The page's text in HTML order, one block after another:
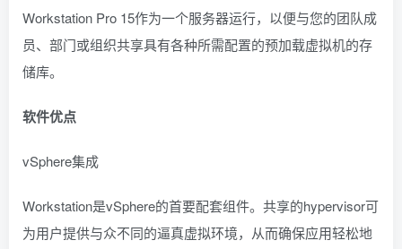
Workstation Pro 15作为一个服务器运行，以便与您的团队成
员、部门或组织共享具有各种所需配置的预加载虚拟机的存
储库。
软件优点
vSphere集成
Workstation是vSphere的首要配套组件。共享的hypervisor可
为用户提供与众不同的逼真虚拟环境，从而确保应用轻松地